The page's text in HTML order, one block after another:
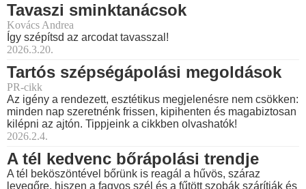
Tavaszi sminktanácsok
Kovács Andrea
Így szépítsd az arcodat tavasszal!
2026.3.20.
Tartós szépségápolási megoldások
PR-cikk
Az igény a rendezett, esztétikus megjelenésre nem csökken:
minden nap szeretnénk frissen, kipihenten és magabiztosan
kilépni az ajtón. Tippjeink a cikkben olvashatók!
2026.2.4.
A tél kedvenc bőrápolási trendje
A tél beköszöntével bőrünk is reagál a hűvös, száraz
levegőre, hiszen a fagyos szél és a fűtött szobák szárítják és